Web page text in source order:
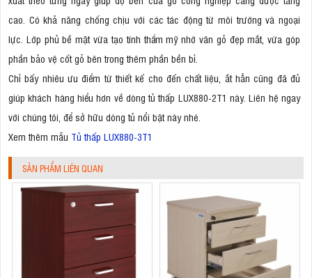
cao. Có khả năng chống chịu với các tác động từ môi trường và ngoại
lực. Lớp phủ bề mặt vừa tạo tính thẩm mỹ nhờ vân gỗ đẹp mắt, vừa góp
phần bảo vệ cốt gỗ bên trong thêm phần bền bỉ.
Chỉ bấy nhiêu ưu điểm từ thiết kế cho đến chất liệu, ắt hẳn cũng đã đủ
giúp khách hàng hiểu hơn về dòng tủ thấp LUX880-2T1 này. Liên hệ ngay
với chúng tôi, để sở hữu dòng tủ nổi bật này nhé.
Xem thêm mẫu Tủ thấp LUX880-3T1
SẢN PHẨM LIÊN QUAN